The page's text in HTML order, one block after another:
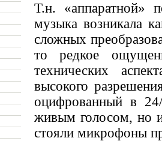
Т.н. «аппаратной»
музыка возникала
сложных
то редкое
технических
высокого
оцифрованный в 24/
живым голосом, но
стояли микрофоны